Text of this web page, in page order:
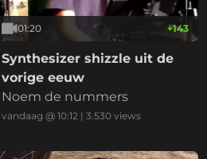
01:20 +143
Synthesizer shizzle uit de
vorige eeuw
Noem de nummers
vandaag @ 10:12 |3.530 views